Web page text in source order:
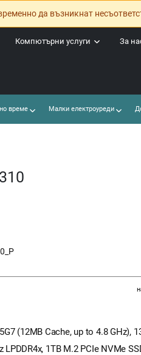
да възникнат
За
Компютърни услуги
време Малки електроуреди
(12MB Cache, up to 4.8 GHz),
LPDDR4x, 1TB M.2 PCIe NVMe